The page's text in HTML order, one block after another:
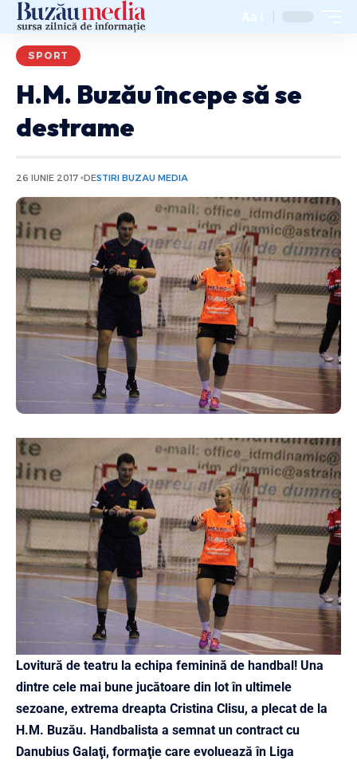
Aa
SPORT
H.M. Buzău începe să se
destrame
26 IUNIE 2017 DESTIRI BUZAU MEDIA
Lovitură de teatru la echipa feminină de handbal! Una
dintre cele mai bune jucătoare din lot în ultimele
sezoane, extrema dreapta Cristina Clisu, a plecat de la
H.M. Buzău. Handbalista a semnat un contract cu
Danubius Galaţi, formaţie care evoluează în Liga